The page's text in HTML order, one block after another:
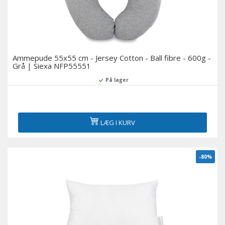
Ammepude 55x55 cm - Jersey Cotton - Ball fibre - 600g -
Grå | Siexa NFP55551
På lager
LÆG I KURV
-80%